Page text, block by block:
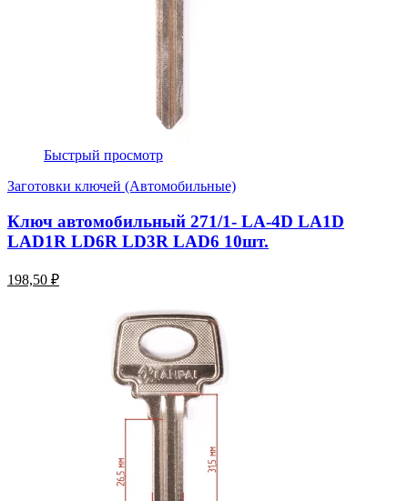
Быстрый просмотр
Заготовки ключей (Автомобильные)
Ключ автомобильный 271/1- LA-4D LA1D
LAD1R LD6R LD3R LAD6 10шт.
198,50 ₽